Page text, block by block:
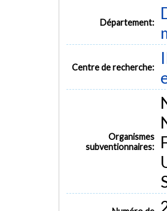
achieved with the
recommended to be
by 10.72 %, but only
of the fiber-reinforced
Département:
Centre de recherche:
Organismes
subventionnaires: